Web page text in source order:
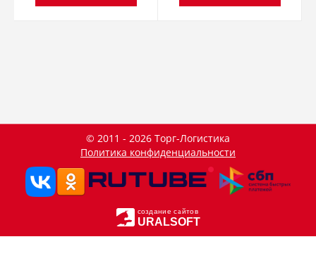
© 2011 - 2026 Торг-Логистика
Политика конфиденциальности
создание сайтов
URALSOFT